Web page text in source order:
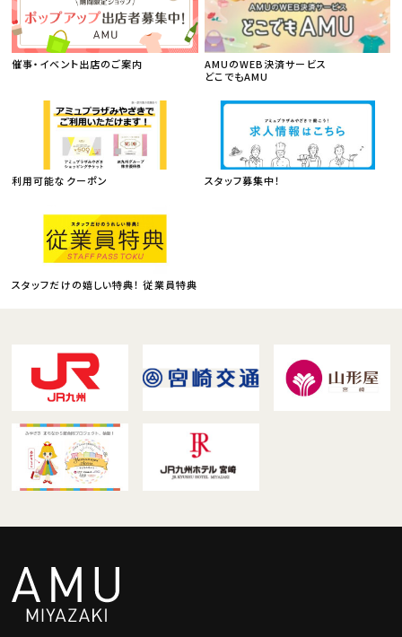
催事・イベント出店のご案内
AMUのWEB決済サービス
どこでもAMU
利用可能なクーポン スタッフ募集中！
スタッフだけの嬉しい特典！ 従業員特典